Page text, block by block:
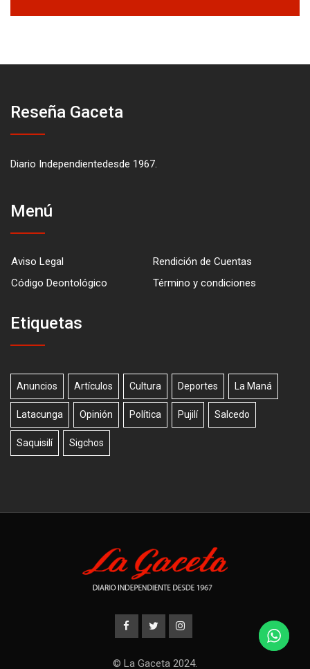
Reseña Gaceta
Diario Independientedesde 1967.
Menú
Aviso Legal
Rendición de Cuentas
Código Deontológico
Término y condiciones
Etiquetas
Anuncios Artículos Cultura Deportes La Maná
Latacunga Opinión Política Pujilí Salcedo
Saquisilí Sigchos
© La Gaceta 2024.